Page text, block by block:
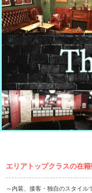
エリアトップクラスの在
～内装、接客・独自のスタイル